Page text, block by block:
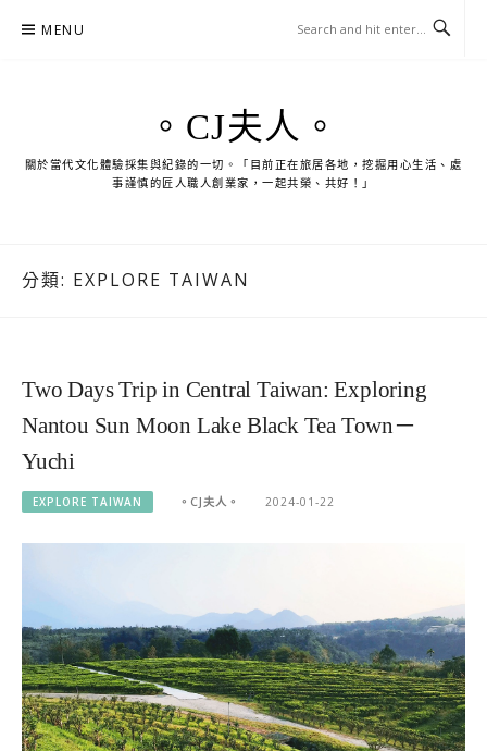
MENU
。CJ夫人。
關於當代文化體驗採集與紀錄的一切。「目前正在旅居各地，挖掘用心生活、處
事謹慎的匠人職人創業家，一起共榮、共好！」
分類: EXPLORE TAIWAN
Two Days Trip in Central Taiwan: Exploring
Nantou Sun Moon Lake Black Tea Town－
Yuchi
EXPLORE TAIWAN 。CJ夫人。 2024-01-22